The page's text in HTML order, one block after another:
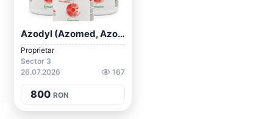
Azodyl (azomed, Azodil)
Proprietar
Sector 3
26.07.2026
167
800 RON